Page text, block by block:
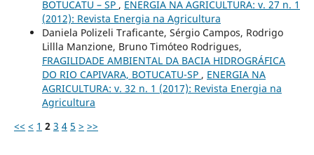
BOTUCATU – SP , ENERGIA NA AGRICULTURA: v. 27 n. 1
(2012): Revista Energia na Agricultura
Daniela Polizeli Traficante, Sérgio Campos, Rodrigo
Lillla Manzione, Bruno Timóteo Rodrigues,
FRAGILIDADE AMBIENTAL DA BACIA HIDROGRÁFICA
DO RIO CAPIVARA, BOTUCATU-SP , ENERGIA NA
AGRICULTURA: v. 32 n. 1 (2017): Revista Energia na
Agricultura
<< < 1 2 3 4 5 > >>